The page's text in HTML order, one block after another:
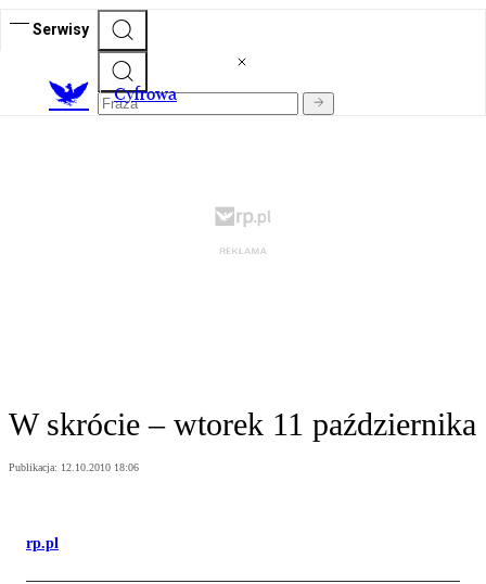
Serwisy
Cyfrowa
W skrócie – wtorek 11 października
Publikacja: 12.10.2010 18:06
rp.pl